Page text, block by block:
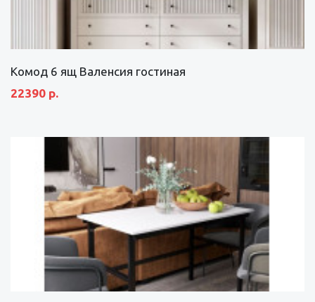
Комод 6 ящ Валенсия гостиная
22390 р.